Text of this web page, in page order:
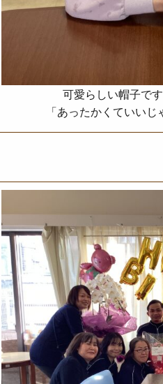
可愛らしい帽子で
「あったかくていい